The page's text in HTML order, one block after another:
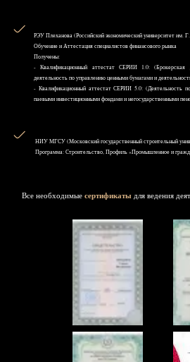
РЭУ Плеханова (Российский экономический университет им.
Обучение и Аттестация специалистов финансового рынка
Получены:
- Квалификационный аттестат СЕРИИ 1.0: (Брокерская
деятельность по управлению ценными бумагами и
- Квалификационный аттестат СЕРИИ 5.0: (Деятельность
паевыми инвестиционными фондами и негосударственными
НИУ MГСУ (Московский государственный строительный
Программа: Строительство, Профиль «Промышленное и
Все необходимые сертификаты для ведения